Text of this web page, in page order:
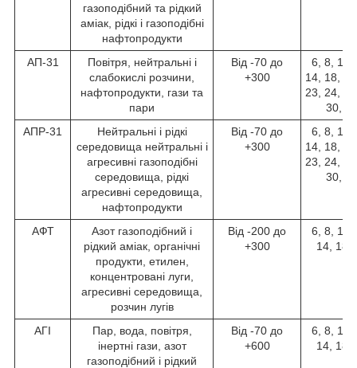
газоподібний та рідкий
аміак, рідкі і газоподібні
нафтопродукти
АП-31
Повітря, нейтральні і
слабокислі розчини,
нафтопродукти, гази та
пари
Від -70 до
+300
6, 8, 10,
14, 18,
23, 24,
30, 32
АПР-31
Нейтральні і рідкі
середовища нейтральні і
агресивні газоподібні
середовища, рідкі
агресивні середовища,
нафтопродукти
Від -70 до
+300
6, 8, 10,
14, 18,
23, 24,
30, 32
АФТ
Азот газоподібний і
рідкий аміак, органічні
продукти, етилен,
концентровані луги,
агресивні середовища,
розчин лугів
Від -200 до
+300
6, 8, 10,
14, 18,
АГІ
Пар, вода, повітря,
інертні гази, азот
газоподібний і рідкий
Від -70 до
+600
6, 8, 10,
14, 18,